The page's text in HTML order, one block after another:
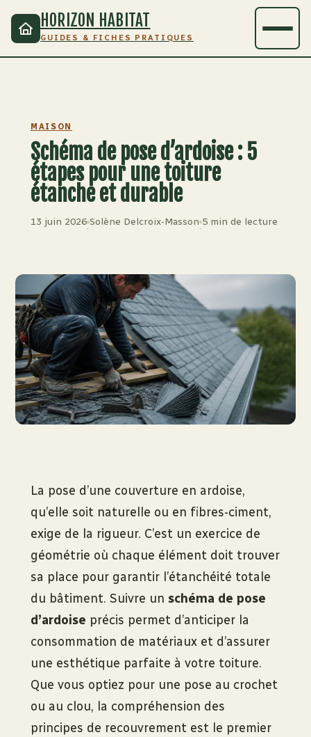
HORIZON HABITAT
GUIDES & FICHES PRATIQUES
MAISON
Schéma de pose d’ardoise : 5
étapes pour une toiture
étanche et durable
13 juin 2026
·
Solène Delcroix-Masson
·
5 min de lecture
La pose d’une couverture en ardoise,
qu’elle soit naturelle ou en fibres-ciment,
exige de la rigueur. C’est un exercice de
géométrie où chaque élément doit trouver
sa place pour garantir l’étanchéité totale
du bâtiment. Suivre un schéma de pose
d’ardoise précis permet d’anticiper la
consommation de matériaux et d’assurer
une esthétique parfaite à votre toiture.
Que vous optiez pour une pose au crochet
ou au clou, la compréhension des
principes de recouvrement est le premier